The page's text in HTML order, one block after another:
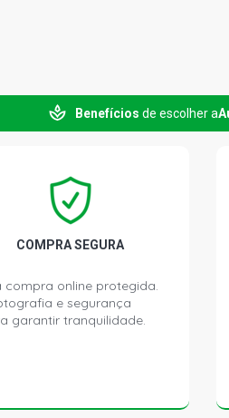
Benefícios de escolher a
COMPRA SEGURA
compra online protegida.
e segurança
garantir tranquilidade.